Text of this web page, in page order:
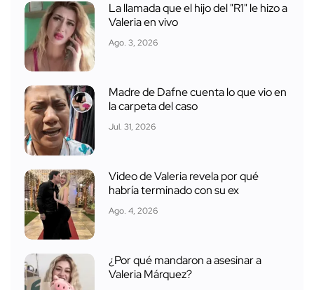
La llamada que el hijo del "R1" le hizo a
Valeria en vivo
Ago. 3, 2026
Madre de Dafne cuenta lo que vio en
la carpeta del caso
Jul. 31, 2026
Video de Valeria revela por qué
habría terminado con su ex
Ago. 4, 2026
¿Por qué mandaron a asesinar a
Valeria Márquez?